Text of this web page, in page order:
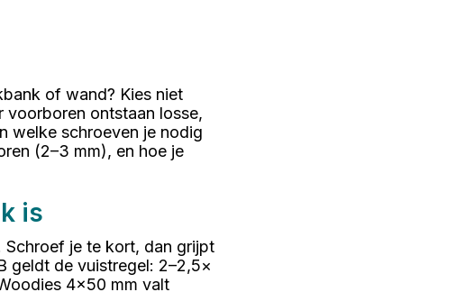
of wand? Kies niet
voorboren ontstaan losse,
welke schroeven je nodig
(2–3 mm), en hoe je
is
Schroef je te kort, dan grijpt
geldt de vuistregel: 2–2,5×
4x50 mm valt